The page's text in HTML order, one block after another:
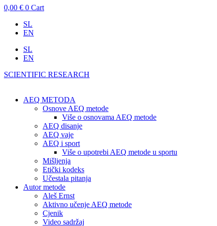
0,00 € 0 Cart
SL
EN
SL
EN
SCIENTIFIC RESEARCH
AEQ METODA
Osnove AEQ metode
Više o osnovama AEQ metode
AEQ disanje
AEQ vaje
AEQ i sport
Više o upotrebi AEQ metode u sportu
Mišljenja
Etički kodeks
Učestala pitanja
Autor metode
Aleš Ernst
Aktivno učenje AEQ metode
Cjenik
Video sadržaj